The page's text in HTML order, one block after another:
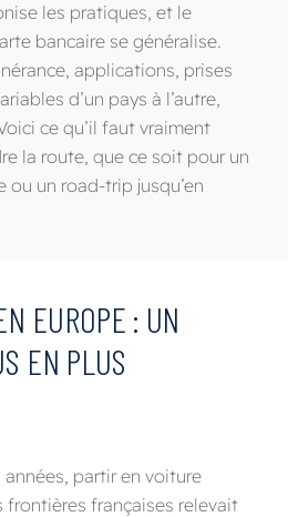
les pratiques, et le
bancaire se généralise.
applications, prises
d’un pays à l’autre,
ce qu’il faut vraiment
la route, que ce soit pour un
ou un road-trip jusqu’en
EUROPE : UN
EN PLUS
partir en voiture
françaises relevait